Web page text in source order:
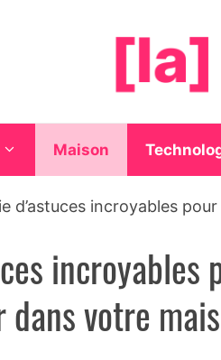
Maison
d’astuces incroyables
incroyables
votre